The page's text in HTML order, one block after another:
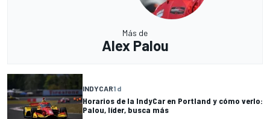
Más de
Alex Palou
INDYCAR1 d
Horarios de la IndyCar en Portland y cómo verlo:
Palou, líder, busca más